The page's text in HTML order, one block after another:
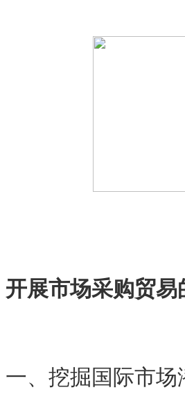
开展市场采购贸易
一、挖掘国际市场